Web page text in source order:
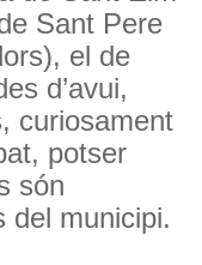
Sant Pere
el de
d’avui,
curiosament
potser
són
del municipi.